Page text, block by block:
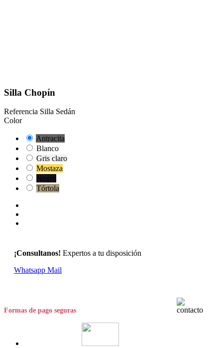
Silla Chopín
Referencia Silla Sedán
Color
Antracita
Blanco
Gris claro
Mostaza
Negro
Tórtola
¡Consultanos! Expertos a tu disposición
Whatsapp Mail
Formas de pago seguras